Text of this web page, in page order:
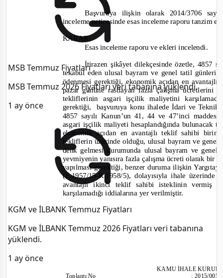
MSB Temmuz Fiyatları
MSB Temmuz 2026 Fiyatları veri tabanına yüklendi.
1 ay önce
KGM ve İLBANK Temmuz Fiyatları
KGM ve İLBANK Temmuz 2026 Fiyatları veri tabanına
yüklendi.
1 ay önce
Başvuruya ilişkin olarak 2014/3706
inceleme neticesinde esas inceleme raporu tanzim
KARAR:
Esas inceleme raporu ve ekleri incelendi.
İtirazen şikâyet dilekçesinde özetle, 4857
tekabül eden ulusal bayram ve genel tatil günleri
ödenmesi gerektiği, ekonomik açıdan en
pazar gününe rastlayan fazla çalışma
tekliflerinin asgari işçilik maliyetini
gerektiği, başvuruya konu ihalede İdari ve
4857 sayılı Kanun’un 41, 44 ve 47’inci
asgari işçilik maliyeti hesaplandığında bulunacak
ekonomik açıdan en avantajlı teklif sahibi
tekliflerin üzerinde olduğu, ulusal bayram ve
denk gelmesi durumunda ulusal bayram ve
yevmiyenin yanısıra fazla çalışma ücreti olarak bir
yapılması gerektiği, benzer duruma ilişkin
(E.1957/15-K.1958/5), dolayısıyla ihale
avantajlı ikinci teklif sahibi isteklinin
karşılamadığıiddialarına yer verilmiştir.
KAMU İHALE
ToplantıNo :2015/005